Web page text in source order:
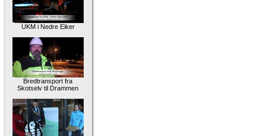
UKM i Nedre Eiker
Bredtransport fra
Skotselv til Drammen